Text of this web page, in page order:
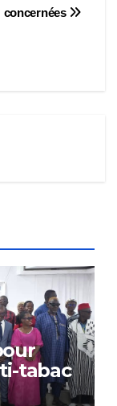
concernées
tabac